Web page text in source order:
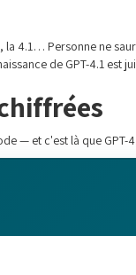
4.1… Personne ne
de GPT-4.1 est
— et c'est là que GPT-